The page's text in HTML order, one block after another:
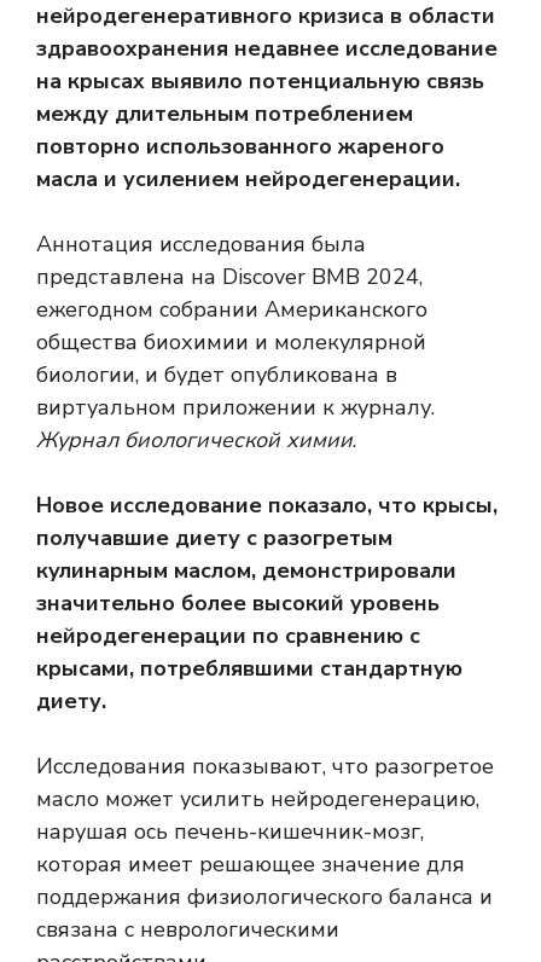
нейродегенеративного кризиса в области
здравоохранения недавнее исследование
на крысах выявило потенциальную связь
между длительным потреблением
повторно использованного жареного
масла и усилением нейродегенерации.
Аннотация исследования была
представлена ​​на Discover BMB 2024,
ежегодном собрании Американского
общества биохимии и молекулярной
биологии, и будет опубликована в
виртуальном приложении к журналу.
Журнал биологической химии.
Новое исследование показало, что крысы,
получавшие диету с разогретым
кулинарным маслом, демонстрировали
значительно более высокий уровень
нейродегенерации по сравнению с
крысами, потреблявшими стандартную
диету.
Исследования показывают, что разогретое
масло может усилить нейродегенерацию,
нарушая ось печень-кишечник-мозг,
которая имеет решающее значение для
поддержания физиологического баланса и
связана с неврологическими